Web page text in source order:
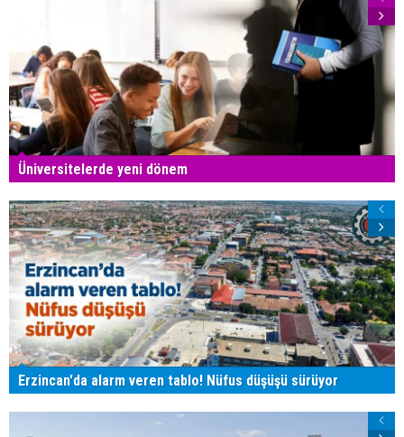
Üniversitelerde yeni dönem
Erzincan'da alarm veren tablo! Nüfus düşüşü sürüyor